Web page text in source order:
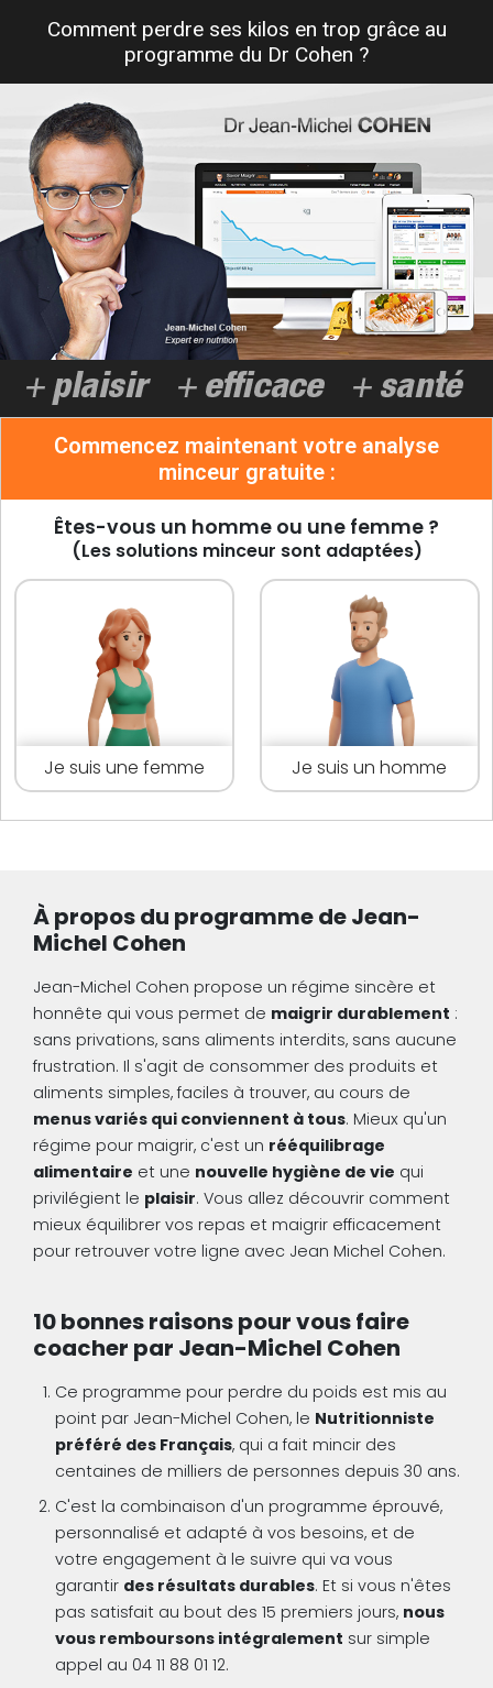
Comment perdre ses kilos en trop grâce au
programme du Dr Cohen ?
Commencez maintenant votre analyse
minceur gratuite :
Êtes-vous un homme ou une femme ?
(Les solutions minceur sont adaptées)
Je suis une femme Je suis un homme
À propos du programme de Jean-
Michel Cohen
Jean-Michel Cohen propose un régime sincère et
honnête qui vous permet de maigrir durablement :
sans privations, sans aliments interdits, sans aucune
frustration. Il s'agit de consommer des produits et
aliments simples, faciles à trouver, au cours de
menus variés qui conviennent à tous. Mieux qu'un
régime pour maigrir, c'est un rééquilibrage
alimentaire et une nouvelle hygiène de vie qui
privilégient le plaisir. Vous allez découvrir comment
mieux équilibrer vos repas et maigrir efficacement
pour retrouver votre ligne avec Jean Michel Cohen.
10 bonnes raisons pour vous faire
coacher par Jean-Michel Cohen
Ce programme pour perdre du poids est mis au
point par Jean-Michel Cohen, le Nutritionniste
préféré des Français, qui a fait mincir des
centaines de milliers de personnes depuis 30 ans.
C'est la combinaison d'un programme éprouvé,
personnalisé et adapté à vos besoins, et de
votre engagement à le suivre qui va vous
garantir des résultats durables. Et si vous n'êtes
pas satisfait au bout des 15 premiers jours, nous
vous remboursons intégralement sur simple
appel au 04 11 88 01 12.